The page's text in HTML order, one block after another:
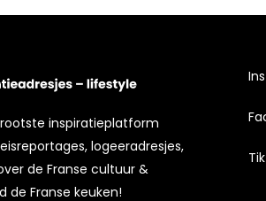
inspiratieplatform
logeeradresjes,
de Franse cultuur &
de Franse keuken!